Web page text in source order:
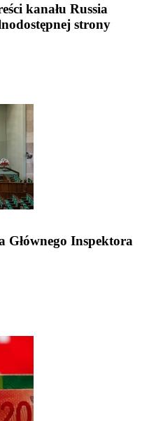
kanału Russia
strony
Głównego Inspektora